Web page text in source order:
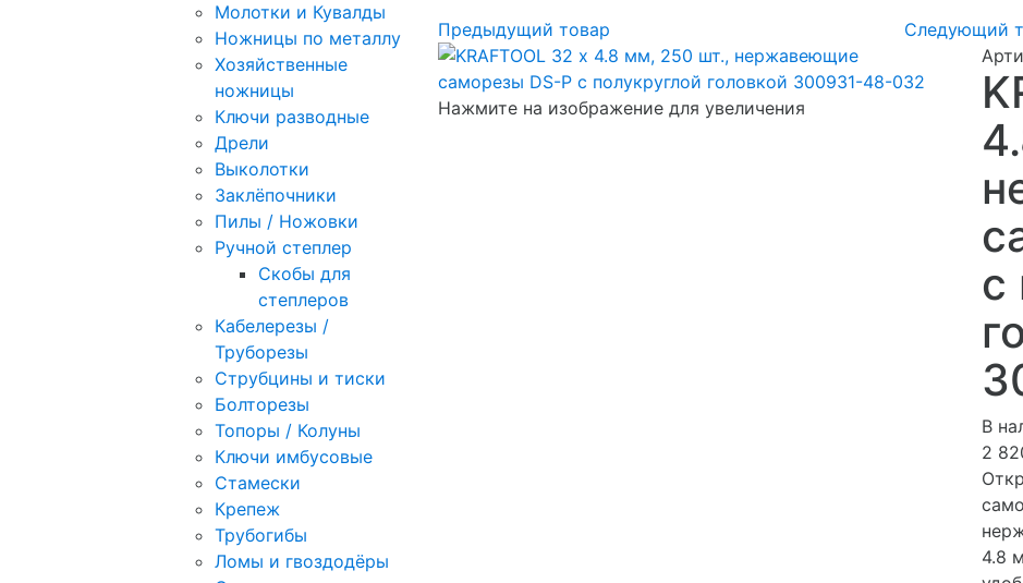
Молотки и Кувалды
Ножницы по металлу
Хозяйственные
ножницы
Ключи разводные
Дрели
Выколотки
Заклёпочники
Пилы / Ножовки
Ручной степлер
Скобы для
степлеров
Кабелерезы /
Труборезы
Струбцины и тиски
Болторезы
Топоры / Колуны
Ключи имбусовые
Стамески
Крепеж
Трубогибы
Ломы и гвоздодёры
Предыдущий товар
Следующий
Нажмите на изображение для увеличения
с
В
2
4.8